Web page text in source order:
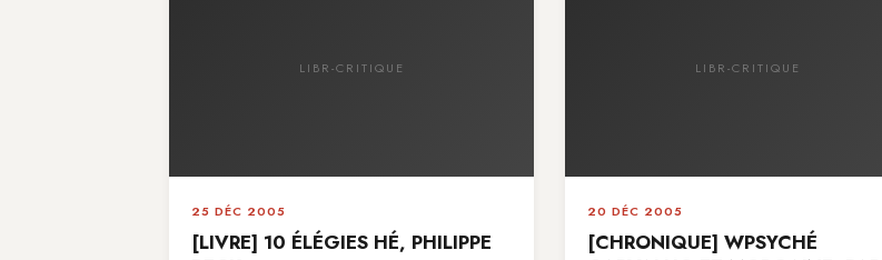
LIBR-CRITIQUE
25 DÉC 2005
[LIVRE] 10 ÉLÉGIES HÉ, PHILIPPE
LIBR-CRITIQUE
20 DÉC 2005
[CHRONIQUE] WPSYCHÉ